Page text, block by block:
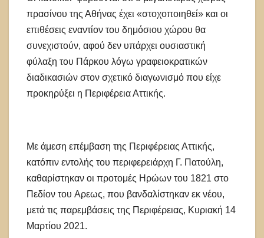
πρασίνου της Αθήνας έχει «στοχοποιηθεί» και οι
επιθέσεις εναντίον του δημόσιου χώρου θα
συνεχιστούν, αφού δεν υπάρχει ουσιαστική
φύλαξη του Πάρκου λόγω γραφειοκρατικών
διαδικασιών στον σχετικό διαγωνισμό που είχε
προκηρύξει η Περιφέρεια Αττικής.
Με άμεση επέμβαση της Περιφέρειας Αττικής,
κατόπιν εντολής του περιφερειάρχη Γ. Πατούλη,
καθαρίστηκαν οι προτομές Ηρώων του 1821 στο
Πεδίον του Aρεως, που βανδαλίστηκαν εκ νέου,
μετά τις παρεμβάσεις της Περιφέρειας, Κυριακή 14
Μαρτίου 2021.